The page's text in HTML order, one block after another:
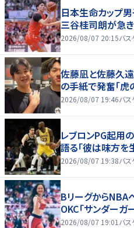
日本生命カップ
三谷桂司朗が急
2026/08/07 20:15バス
佐藤凪と佐藤久
の手紙で発奮「虎
2026/08/07 19:46バス
レブロンPG起用
語る「彼は味方を
2026/08/07 19:38バス
Bリーグから
OKC「サンダーガ
2026/08/07 19:01 バス